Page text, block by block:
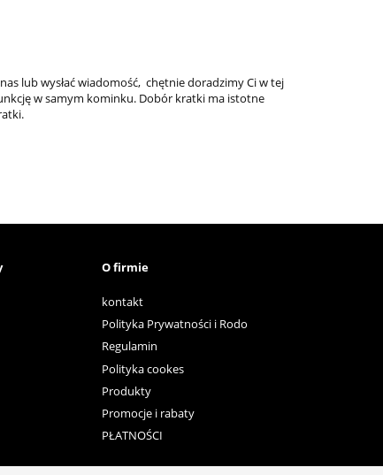
lub wysłać wiadomość, chętnie doradzimy Ci w tej
w samym kominku. Dobór kratki ma istotne
O firmie
kontakt
Polityka Prywatności i Rodo
Regulamin
Polityka cookes
Produkty
Promocje i rabaty
PŁATNOŚCI